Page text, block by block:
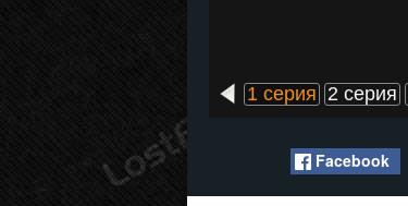
1 серия 2 серия
Facebook